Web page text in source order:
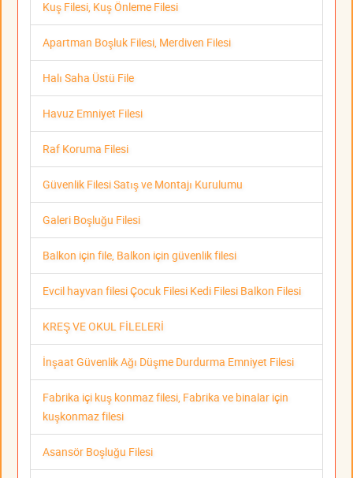
Kuş Filesi, Kuş Önleme Filesi
Apartman Boşluk Filesi, Merdiven Filesi
Halı Saha Üstü File
Havuz Emniyet Filesi
Raf Koruma Filesi
Güvenlik Filesi Satış ve Montajı Kurulumu
Galeri Boşluğu Filesi
Balkon için file, Balkon için güvenlik filesi
Evcil hayvan filesi Çocuk Filesi Kedi Filesi Balkon Filesi
KREŞ VE OKUL FİLELERİ
İnşaat Güvenlik Ağı Düşme Durdurma Emniyet Filesi
Fabrika içi kuş konmaz filesi, Fabrika ve binalar için
kuşkonmaz filesi
Asansör Boşluğu Filesi